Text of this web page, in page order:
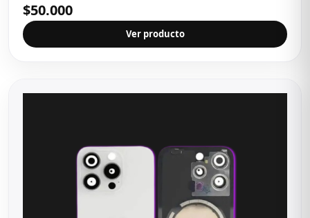
$50.000
Ver producto